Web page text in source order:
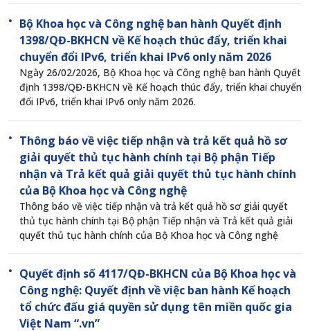
Bộ Khoa học và Công nghệ ban hành Quyết định
1398/QĐ-BKHCN về Kế hoạch thúc đẩy, triển khai
chuyển đổi IPv6, triển khai IPv6 only năm 2026
Ngày 26/02/2026, Bộ Khoa học và Công nghệ ban hành Quyết
định 1398/QĐ-BKHCN về Kế hoạch thúc đẩy, triển khai chuyển
đổi IPv6, triển khai IPv6 only năm 2026.
Thông báo về việc tiếp nhận và trả kết quả hồ sơ
giải quyết thủ tục hành chính tại Bộ phận Tiếp
nhận và Trả kết quả giải quyết thủ tục hành chính
của Bộ Khoa học và Công nghệ
Thông báo về việc tiếp nhận và trả kết quả hồ sơ giải quyết
thủ tục hành chính tại Bộ phận Tiếp nhận và Trả kết quả giải
quyết thủ tục hành chính của Bộ Khoa học và Công nghệ
Quyết định số 4117/QĐ-BKHCN của Bộ Khoa học và
Công nghệ: Quyết định về việc ban hành Kế hoạch
tổ chức đấu giá quyền sử dụng tên miền quốc gia
Việt Nam “.vn”